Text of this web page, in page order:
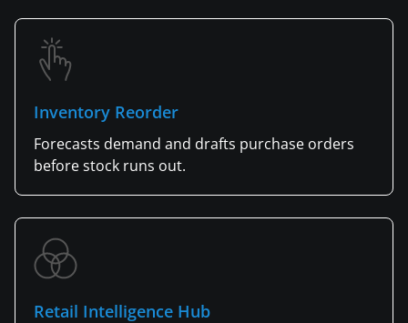
Inventory Reorder
Forecasts demand and drafts purchase orders
before stock runs out.
Retail Intelligence Hub